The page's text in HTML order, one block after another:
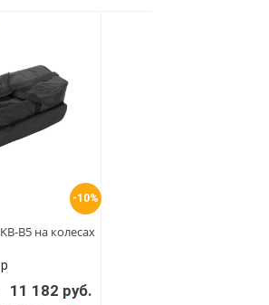
-10%
B5 на колесах
11 182 руб.